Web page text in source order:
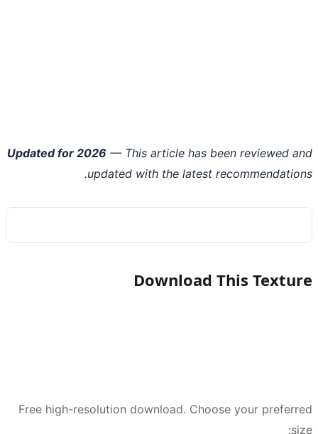
Updated for 2026 — This article has been reviewed
updated with the latest
Download This
Free high-resolution download. Choose your